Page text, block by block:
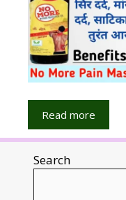
Read more
Search